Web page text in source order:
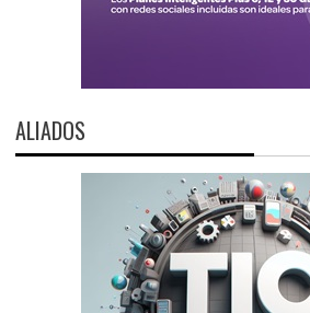
ALIADOS